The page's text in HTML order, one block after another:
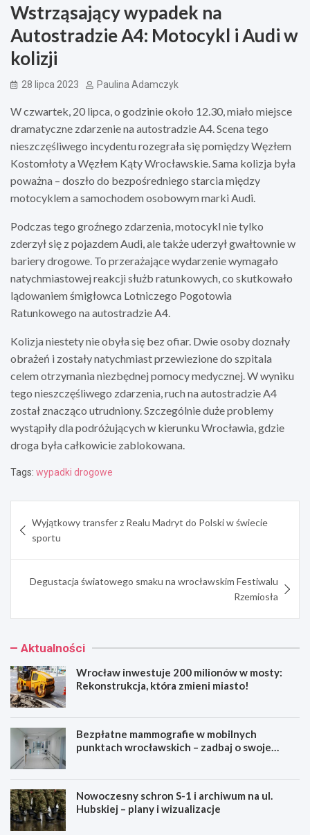
Wstrząsający wypadek na
Autostradzie A4: Motocykl i Audi w
kolizji
28 lipca 2023 Paulina Adamczyk
W czwartek, 20 lipca, o godzinie około 12.30, miało miejsce
dramatyczne zdarzenie na autostradzie A4. Scena tego
nieszczęśliwego incydentu rozegrała się pomiędzy Węzłem
Kostomłoty a Węzłem Kąty Wrocławskie. Sama kolizja była
poważna – doszło do bezpośredniego starcia między
motocyklem a samochodem osobowym marki Audi.
Podczas tego groźnego zdarzenia, motocykl nie tylko
zderzył się z pojazdem Audi, ale także uderzył gwałtownie w
bariery drogowe. To przerażające wydarzenie wymagało
natychmiastowej reakcji służb ratunkowych, co skutkowało
lądowaniem śmigłowca Lotniczego Pogotowia
Ratunkowego na autostradzie A4.
Kolizja niestety nie obyła się bez ofiar. Dwie osoby doznały
obrażeń i zostały natychmiast przewiezione do szpitala
celem otrzymania niezbędnej pomocy medycznej. W wyniku
tego nieszczęśliwego zdarzenia, ruch na autostradzie A4
został znacząco utrudniony. Szczególnie duże problemy
wystąpiły dla podróżujących w kierunku Wrocławia, gdzie
droga była całkowicie zablokowana.
Tags: wypadki drogowe
wpisu
Wyjątkowy transfer z Realu Madryt do Polski w świecie
sportu
Degustacja światowego smaku na wrocławskim Festiwalu
Rzemiosła
Aktualności
Wrocław inwestuje 200 milionów w mosty:
Rekonstrukcja, która zmieni miasto!
Bezpłatne mammografie w mobilnych
punktach wrocławskich – zadbaj o swoje
Nowoczesny schron S-1 i archiwum na ul.
Hubskiej – plany i wizualizacje